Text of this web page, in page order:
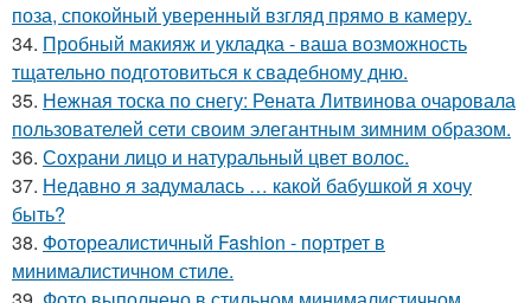
поза, спокойный уверенный взгляд прямо в камеру.
34. Пробный макияж и укладка - ваша возможность
тщательно подготовиться к свадебному дню.
35. Нежная тоска по снегу: Рената Литвинова очаровала
пользователей сети своим элегантным зимним образом.
36. Сохрани лицо и натуральный цвет волос.
37. Недавно я задумалась … какой бабушкой я хочу
быть?
38. Фотореалистичный Fashion - портрет в
минималистичном стиле.